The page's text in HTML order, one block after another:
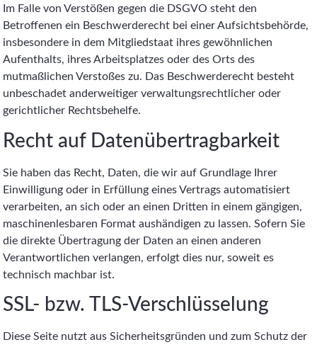
Im Falle von Verstößen gegen die DSGVO steht den
Betroffenen ein Beschwerderecht bei einer Aufsichtsbehörde,
insbesondere in dem Mitgliedstaat ihres gewöhnlichen
Aufenthalts, ihres Arbeitsplatzes oder des Orts des
mutmaßlichen Verstoßes zu. Das Beschwerderecht besteht
unbeschadet anderweitiger verwaltungsrechtlicher oder
gerichtlicher Rechtsbehelfe.
Recht auf Daten­übertrag­barkeit
Sie haben das Recht, Daten, die wir auf Grundlage Ihrer
Einwilligung oder in Erfüllung eines Vertrags automatisiert
verarbeiten, an sich oder an einen Dritten in einem gängigen,
maschinenlesbaren Format aushändigen zu lassen. Sofern Sie
die direkte Übertragung der Daten an einen anderen
Verantwortlichen verlangen, erfolgt dies nur, soweit es
technisch machbar ist.
SSL- bzw. TLS-Verschlüsselung
Diese Seite nutzt aus Sicherheitsgründen und zum Schutz der